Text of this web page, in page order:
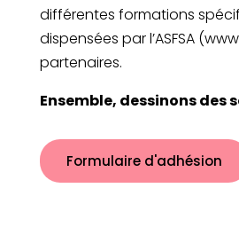
différentes formations
dispensées par l’ASFSA
partenaires.
Ensemble, dessinons des
Formulaire d'adhésion